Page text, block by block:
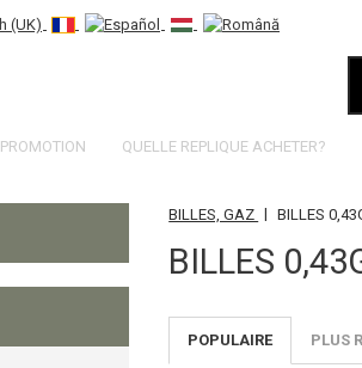
PROMOTION QUELLE REPLIQUE ACHETER?
BILLES, GAZ | BILLES
BILLES
POPULAIRE PLUS